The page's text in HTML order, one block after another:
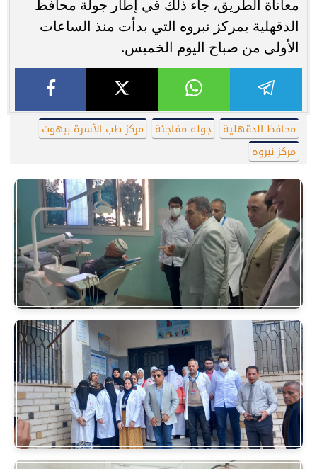
معاناة الطريق، جاء ذلك في إطار جولة محافظ
الدقهلية بمركز نبروه التي بدأت منذ الساعات
الأولى من صباح اليوم الخميس.
محافظ الدقهلية جوله مفاجئة
مركز طب الأسرة ببهوت
مركز نبروه